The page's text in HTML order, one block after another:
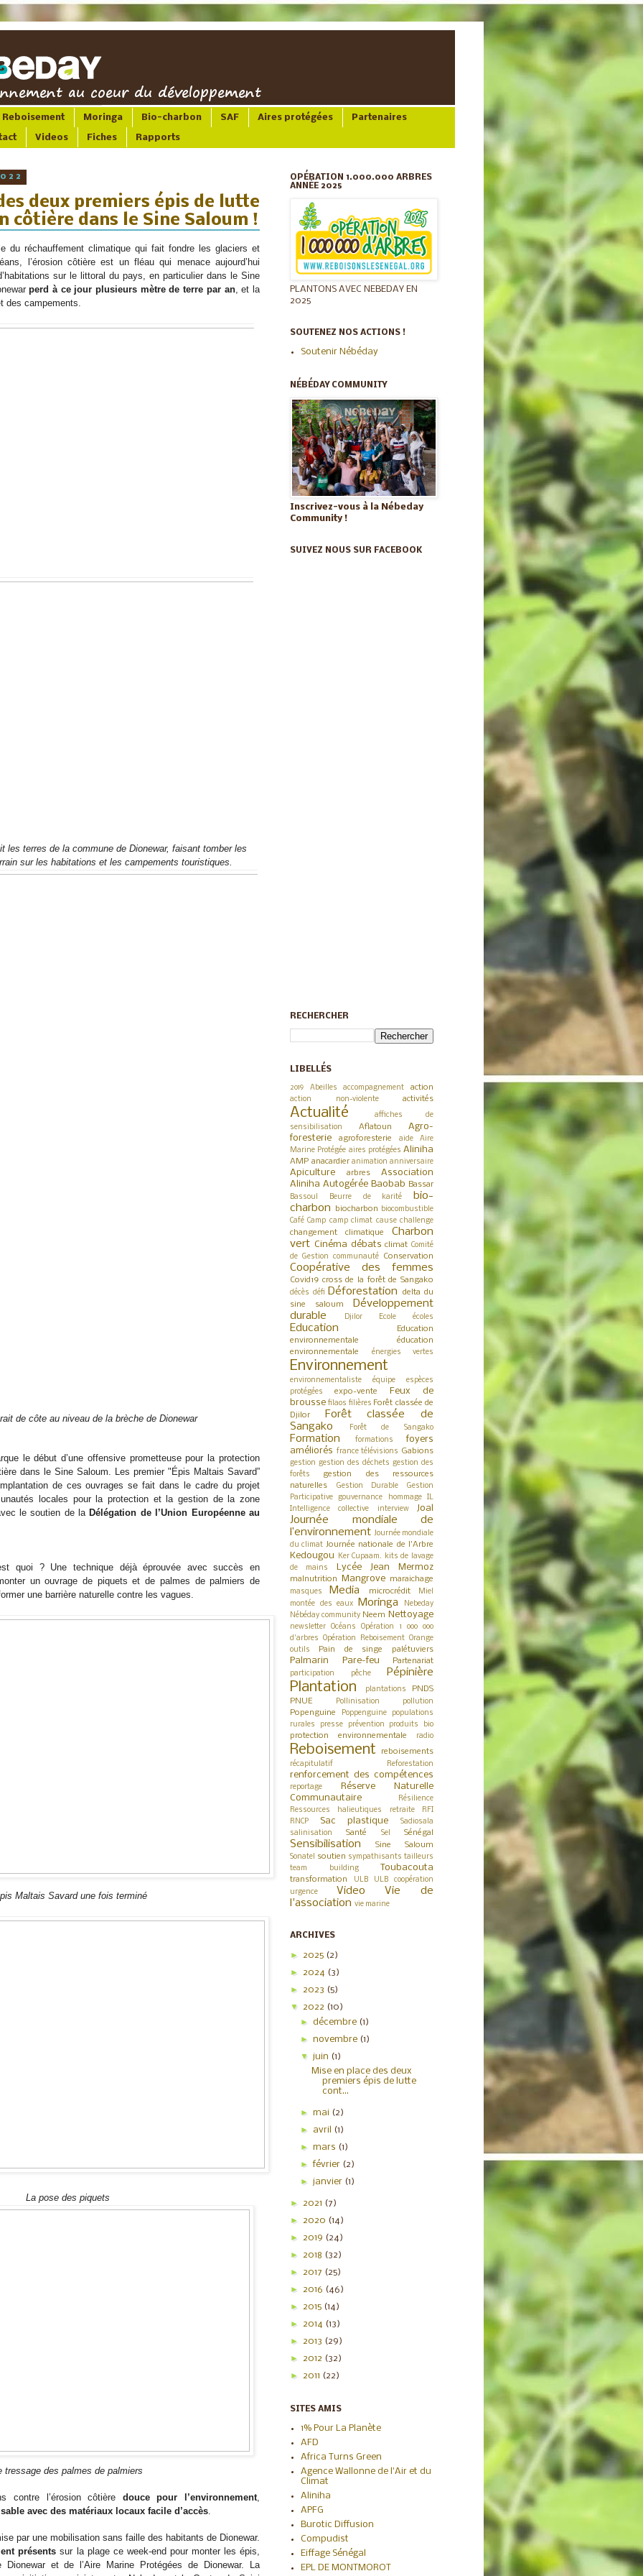
Reboisement Moringa Bio-charbon SAF Aires protégées Partenaires
Videos Fiches Rapports
deux premiers épis de lutte
côtière dans le Sine Saloum !
du réchauffement climatique qui fait fondre les glaciers et
l’érosion côtière est un fléau qui menace aujourd’hui
sur le littoral du pays, en particulier dans le Sine
perd à ce jour plusieurs mètre de terre par an, et la
des campements.
les terres de la commune de Dionewar, faisant tomber les
sur les habitations et les campements touristiques.
de côte au niveau de la brèche de Dionewar
le début d’une offensive prometteuse pour la protection
dans le Sine Saloum. Les premier "Épis Maltais Savard”
de ces ouvrages se fait dans le cadre du projet
locales pour la protection et la gestion de la zone
le soutien de la Délégation de l’Union Européenne au
quoi ? Une technique déjà éprouvée avec succès en
un ouvrage de piquets et de palmes de palmiers de
une barrière naturelle contre les vagues.
Maltais Savard une fois terminé
La pose des piquets
tressage des palmes de palmiers
contre l’érosion côtière douce pour l’environnement
avec des matériaux locaux facile d’accès.
présents sur la plage ce week-end pour monter les épis,
et de l’Aire Marine Protégées de Dionewar. La
OPÉRATION 1.000.000 ARBRES
ANNÉE 2025
PLANTONS AVEC NEBEDAY EN
2025
SOUTENEZ NOS ACTIONS !
Soutenir Nébéday
NÉBÉDAY COMMUNITY
Inscrivez-vous à la Nébeday
Community !
SUIVEZ NOUS SUR FACEBOOK
RECHERCHER
LIBELLÉS
2019 Abeilles accompagnement action
action non-violente activités
Actualité
affiches de
sensibilisation
Aflatoun
Agro-
foresterie
agroforesterie aide
Aire
Marine Protégée aires protégées Aliniha
AMP anacardier animation anniversaire
Apiculture arbres
Association
Aliniha Autogérée Baobab Bassar
Bassoul Beurre de karité
bio-
charbon
biocharbon biocombustible
Café Camp camp climat cause challenge
changement climatique
Charbon
vert Cinéma débats climat Comité
de Gestion
communauté Conservation
Coopérative des femmes
Covid19 cross de la forêt de Sangako
décès défi Déforestation
delta du
sine saloum
Développement
durable
Djilor Ecole écoles
Education
Education
environnementale
éducation
environnementale
énergies vertes
Environnement
environnementaliste équipe
espèces
protégées
expo-vente
Feux de
brousse filaos filières Forêt classée de
Djilor
Forêt classée de
Sangako
Forêt de Sangako
Formation formations
foyers
améliorés france télévisions Gabions
gestion gestion des déchets gestion des
forêts
gestion des ressources
naturelles
Gestion Durable
Gestion
Participative
gouvernance hommage
IL
Intelligence collective
interview Joal
Journée mondiale de
l’environnement Journée mondiale
du climat Journée nationale de l'Arbre
Kedougou Ker Cupaam.
kits de lavage
de mains
Lycée Jean Mermoz
malnutrition Mangrove maraichage
masques Media microcrédit
Miel
montée des eaux
Moringa
Nebeday
Nébéday community Neem Nettoyage
newsletter Océans
Opération 1 000 000
d'arbres
Opération Reboisement Orange
outils
Pain de singe palétuviers
Palmarin Pare-feu Partenariat
participation pêche Pépinière
Plantation plantations
PNDS
PNUE
Pollinisation pollution
Popenguine Poppenguine
populations
rurales
presse prévention produits bio
protection environnementale radio
Reboisement reboisements
récapitulatif Reforestation
renforcement des compétences
reportage
Réserve Naturelle
Communautaire
Résilience
Ressources halieutiques
retraite
RFI
RNCP
Sac plastique
Sadiosala
salinisation
Santé Sel Sénégal
Sensibilisation Sine Saloum
Sonatel soutien sympathisants tailleurs
team building
Toubacouta
transformation ULB
ULB coopération
urgence
Video
Vie de
l'association vie marine
ARCHIVES
► 2025 (2)
► 2024 (3)
► 2023 (5)
▼ 2022 (10)
► décembre (1)
►novembre (1)
▼juin (1)
Mise en place des deux
premiers épis de lutte
cont...
►mai (2)
► avril (1)
►mars (1)
►février (2)
►janvier (1)
► 2021 (7)
► 2020 (14)
► 2019 (24)
► 2018 (32)
► 2017 (25)
► 2016 (46)
► 2015 (14)
► 2014 (13)
► 2013 (29)
► 2012 (32)
► 2011 (22)
SITES AMIS
1% Pour La Planète
AFD
Africa Turns Green
Agence Wallonne de l'Air et du
Climat
Aliniha
APFG
Burotic Diffusion
Compudist
Eiffage Sénégal
EPL DE MONTMOROT